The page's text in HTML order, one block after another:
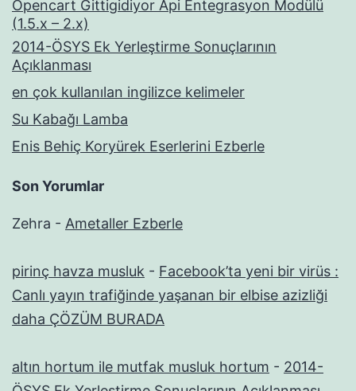
Opencart Gittigidiyor Api Entegrasyon Modülü
(1.5.x – 2.x)
2014-ÖSYS Ek Yerleştirme Sonuçlarının
Açıklanması
en çok kullanılan ingilizce kelimeler
Su Kabağı Lamba
Enis Behiç Koryürek Eserlerini Ezberle
Son Yorumlar
Zehra - Ametaller Ezberle
pirinç havza musluk - Facebook’ta yeni bir virüs :
Canlı yayın trafiğinde yaşanan bir elbise azizliği
daha ÇÖZÜM BURADA
altın hortum ile mutfak musluk hortum - 2014-